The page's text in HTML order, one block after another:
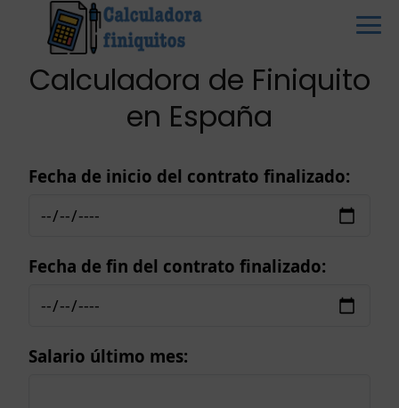
Calculadora de Finiquito
en España
Fecha de inicio del contrato finalizado:
Fecha de fin del contrato finalizado:
Salario último mes: